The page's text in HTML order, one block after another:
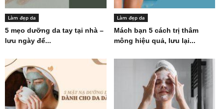
Làm đẹp da
5 mẹo dưỡng da tay tại nhà –
lưu ngày để...
Làm đẹp da
Mách bạn 5 cách trị thâm
mông hiệu quả, lưu lại...